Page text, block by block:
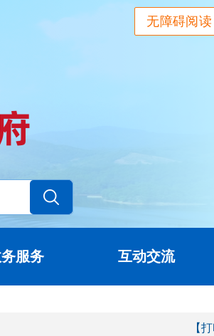
无障碍阅读
服务 互动交流
【